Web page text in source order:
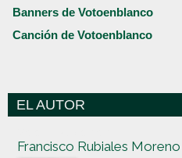
Banners de Votoenblanco
Canción de Votoenblanco
EL AUTOR
Francisco Rubiales Moreno